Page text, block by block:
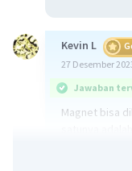
Kevin L
27 Desember
Jawaban
Magnet bisa
ada. Cara